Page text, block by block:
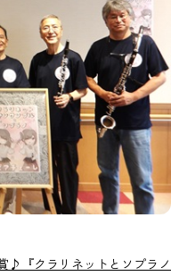
♪『クラリネットとソプラノ